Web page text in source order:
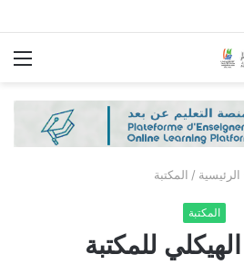
الرئيسية / المكتبة
المكتبة
للمكتبة